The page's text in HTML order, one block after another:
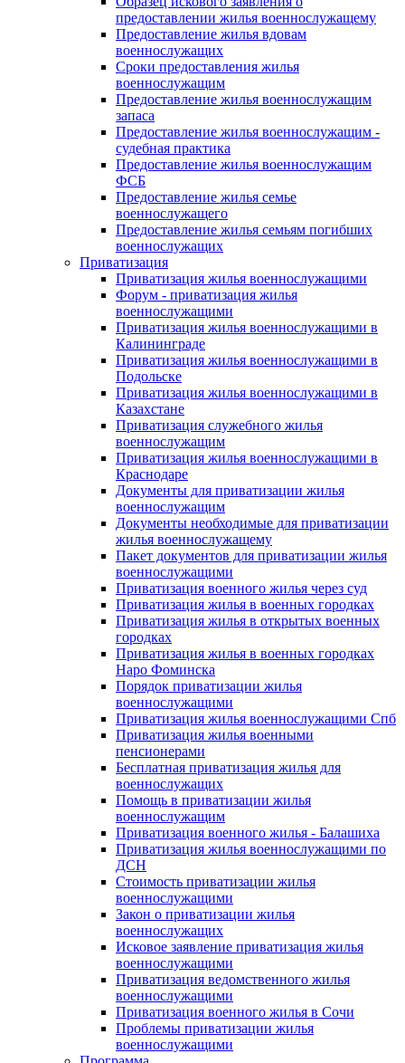
предоставлении жилья военнослужащему
Предоставление жилья вдовам
военнослужащих
Сроки предоставления жилья
военнослужащим
Предоставление жилья военнослужащим
запаса
Предоставление жилья военнослужащим -
судебная практика
Предоставление жилья военнослужащим
ФСБ
Предоставление жилья семье
военнослужащего
Предоставление жилья семьям погибших
военнослужащих
Приватизация
Приватизация жилья военнослужащими
Форум - приватизация жилья
военнослужащими
Приватизация жилья военнослужащими в
Калининграде
Приватизация жилья военнослужащими в
Подольске
Приватизация жилья военнослужащими в
Казахстане
Приватизация служебного жилья
военнослужащим
Приватизация жилья военнослужащими в
Краснодаре
Документы для приватизации жилья
военнослужащим
Документы необходимые для приватизации
жилья военнослужащему
Пакет документов для приватизации жилья
военнослужащими
Приватизация военного жилья через суд
Приватизация жилья в военных городках
Приватизация жилья в открытых военных
городках
Приватизация жилья в военных городках
Наро Фоминска
Порядок приватизации жилья
военнослужащими
Приватизация жилья военнослужащими Спб
Приватизация жилья военными
пенсионерами
Бесплатная приватизация жилья для
военнослужащих
Помощь в приватизации жилья
военнослужащим
Приватизация военного жилья - Балашиха
Приватизация жилья военнослужащими по
ДСН
Стоимость приватизации жилья
военнослужащими
Закон о приватизации жилья
военнослужащих
Исковое заявление приватизация жилья
военнослужащими
Приватизация ведомственного жилья
военнослужащими
Приватизация военного жилья в Сочи
Проблемы приватизации жилья
военнослужащими